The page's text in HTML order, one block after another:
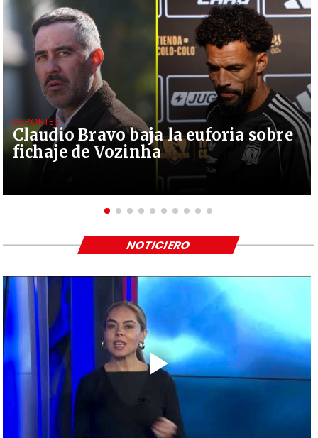
Claudio Bravo baja la euforia sobre
fichaje de Vozinha
DEPORTES
NOTICIERO